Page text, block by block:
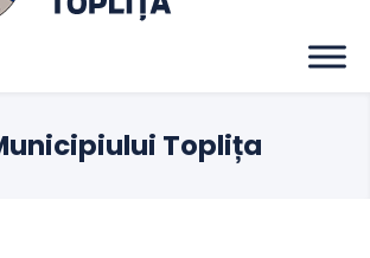
Toplița